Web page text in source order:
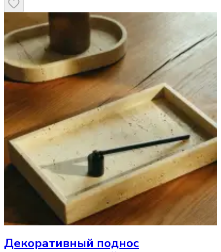
Декоративный поднос